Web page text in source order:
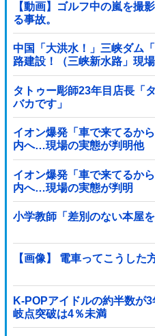
【動画】ゴルフ中の嵐を撮
る事故。
中国「大洪水！」三峡ダム
路建設！（三峡新水路」現
踪」湖南省「三峡放流情報
タトゥー彫師23年目店長「
バカです」
イオン爆発「車で来てるか
内へ…現場の実態が判明他
イオン爆発「車で来てるか
内へ…現場の実態が判明
小学教師「差別のない本屋を
【画像】 電車ってこうした
K-POPアイドルの約半数が
岐点突破は4％未満